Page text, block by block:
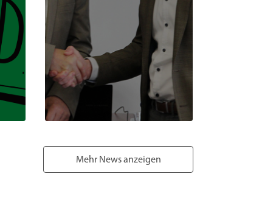
Mehr News anzeigen